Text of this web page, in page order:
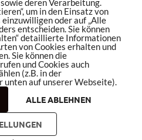
deren Verarbeitung.
um in den Einsatz von
oder auf „Alle
entscheiden. Sie können
detaillierte Informationen
von Cookies erhalten und
Sie können die
und Cookies auch
(z.B. in der
unten auf unserer Webseite).
ALLE ABLEHNEN